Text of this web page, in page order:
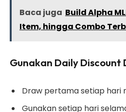
Baca juga Build Alpha
Item, hingga Combo
Gunakan Daily Discount
Draw pertama setiap hari
Gunakan setiap hari